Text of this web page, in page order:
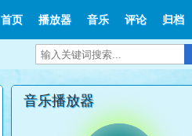
首页 播放器 音乐 评论 归档
音乐播放器